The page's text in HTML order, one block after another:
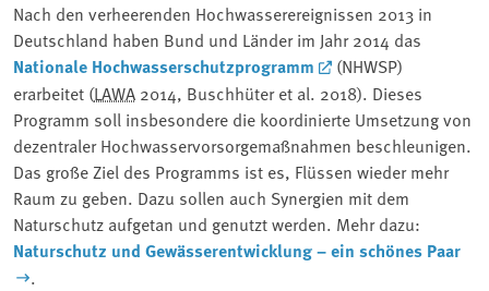
Nach den verheerenden Hochwasserereignissen 2013 in
Deutschland haben Bund und Länder im Jahr 2014 das
Nationale Hochwasserschutzprogramm
(NHWSP)
erarbeitet (LAWA 2014, Buschhüter et al. 2018). Dieses
Programm soll insbesondere die koordinierte Umsetzung von
dezentraler Hochwasservorsorgemaßnahmen beschleunigen.
Das große Ziel des Programms ist es, Flüssen wieder mehr
Raum zu geben. Dazu sollen auch Synergien mit dem
Naturschutz aufgetan und genutzt werden. Mehr dazu:
Naturschutz und Gewässerentwicklung – ein schönes Paar
.